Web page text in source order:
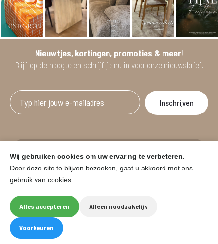
Nieuwtjes, kortingen, promoties & meer!
Blijf op de hoogte en schrijf je nu in voor onze nieuwsbrief.
vanaf minimum 2 willekeurige artikelen.
Onder voorbehoud van prijswijzigingen in de winkel en typfouten.
Wij gebruiken cookies om uw ervaring te verbeteren.
Door deze site te blijven bezoeken, gaat u akkoord met ons
gebruik van cookies.
Alles accepteren Alleen noodzakelijk
Voorkeuren